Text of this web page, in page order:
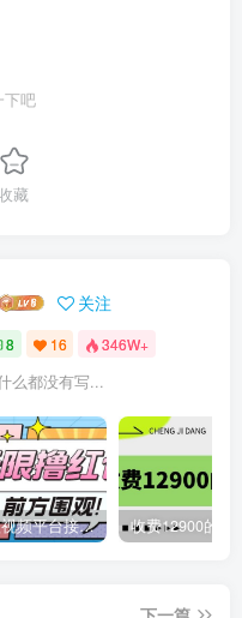
下吧
藏
关注
8 16 346W+
么都没有写...
最新某短视频平台接码看广告，无限撸1.3元项目【软件+详细操作教程】